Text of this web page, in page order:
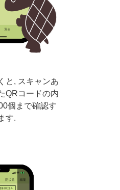
と, スキャンあ
QRコードの内
個まで確認す
す.